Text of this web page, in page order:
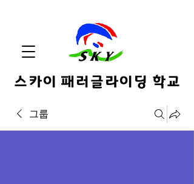
스카이 패러글라이딩 학교
그룹